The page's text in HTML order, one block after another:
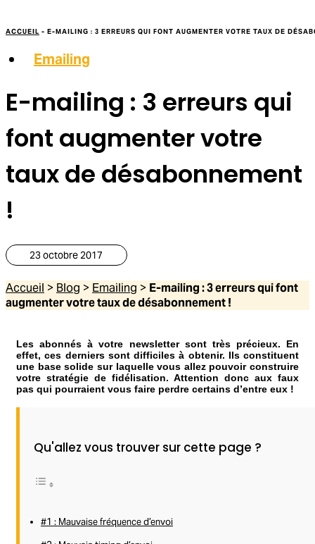
ACCUEIL - E-MAILING : 3 ERREURS QUI FONT AUGMENTER VOTRE TAUX DE
Emailing
E-mailing : 3 erreurs qui
font augmenter votre
taux de désabonnement
!
23 octobre 2017
Accueil > Blog > Emailing > E-mailing : 3 erreurs qui font
augmenter votre taux de désabonnement !
Les abonnés à votre newsletter sont très précieux. En
effet, ces derniers sont difficiles à obtenir. Ils constituent
une base solide sur laquelle vous allez pouvoir construire
votre stratégie de fidélisation. Attention donc aux faux
pas qui pourraient vous faire perdre certains d’entre eux !
Qu'allez vous trouver sur cette page ?
#1 : Mauvaise fréquence d’envoi